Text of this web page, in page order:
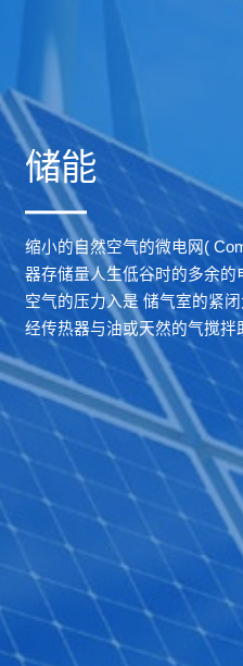
储能
缩小的自然空气的微电网(
器存储量人生低谷时的多余
空气的压力入是 储气室的紧
经传热器与油或天然的气搅